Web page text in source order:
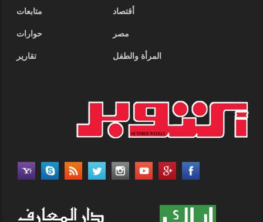
أقتصاد
متابعات
مصر
حوارات
المرأة والطفل
تقارير